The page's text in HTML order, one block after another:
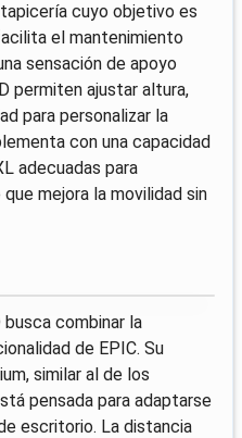
tapicería cuyo objetivo es
el mantenimiento
sensación de apoyo
permiten ajustar altura,
para personalizar la
con una capacidad
adecuadas para
mejora la movilidad sin
busca combinar la
de EPIC. Su
similar al de los
pensada para adaptarse
escritorio. La distancia